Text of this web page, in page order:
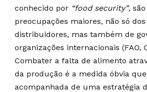
conhecido por “food security”,
preocupações maiores, não só
distribuidores, mas também de
organizações internacionais (FAO,
Combater a falta de alimento
da produção é a medida óbvia
acompanhada de uma estratégia